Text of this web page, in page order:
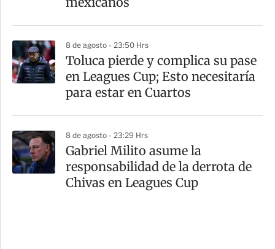
8 de agosto - 23:50 Hrs
Toluca pierde y complica su pase
en Leagues Cup; Esto necesitaría
para estar en Cuartos
8 de agosto - 23:29 Hrs
Gabriel Milito asume la
responsabilidad de la derrota de
Chivas en Leagues Cup